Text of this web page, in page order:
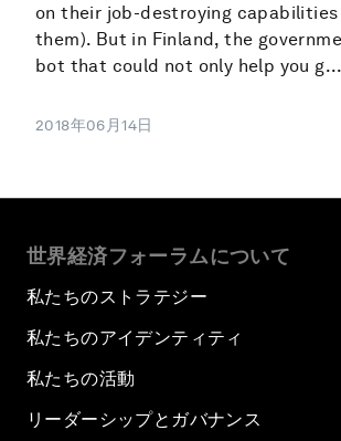
on their job-destroying
them). But in Finland, the
bot that could not only help you g...
2018年06月14日
世界経済フォーラムについて
私たちのストラテジー
私たちのアイデンティティ
私たちの活動
リーダーシップとガバナンス